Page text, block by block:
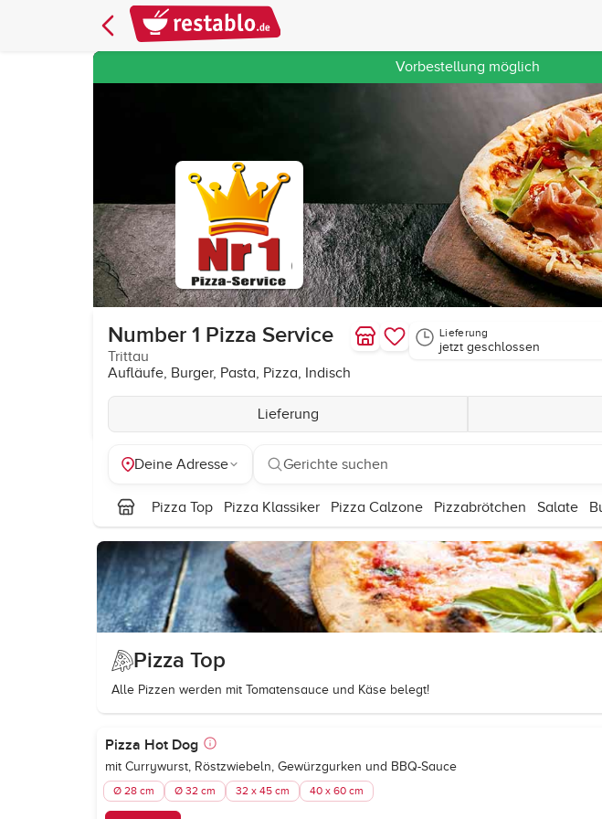
Vorbestellung möglich
Number 1 Pizza Service
Trittau
Aufläufe, Burger, Pasta, Pizza, Indisch
Lieferung
jetzt geschlossen
Lieferung
Deine Adresse Gerichte suchen
Pizza Top Pizza Klassiker Pizza Calzone Pizzabrötchen Salate
Pizza Top
Alle Pizzen werden mit Tomatensauce und Käse belegt!
Pizza Hot Dog
mit Currywurst, Röstzwiebeln, Gewürzgurken und BBQ-Sauce
Ø 28 cm Ø 32 cm 32 x 45 cm 40 x 60 cm